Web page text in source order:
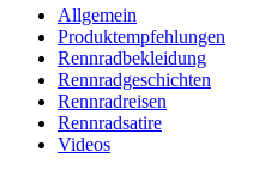
Allgemein
Produktempfehlungen
Rennradbekleidung
Rennradgeschichten
Rennradreisen
Rennradsatire
Videos